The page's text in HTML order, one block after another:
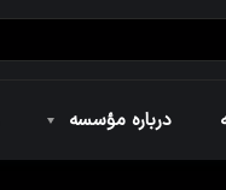
درباره مؤسسه